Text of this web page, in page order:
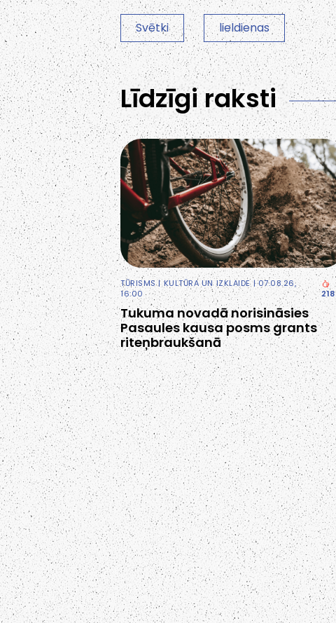
Svētki lieldienas
Līdzīgi raksti
TŪRISMS|KULTŪRA UN IZKLAIDE| 07.08.26,
16:00
218
Tukuma novadā norisināsies
Pasaules kausa posms grants
riteņbraukšanā